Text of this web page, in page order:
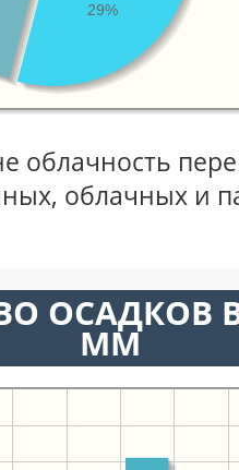
29%
облачность
облачных и
ОСАДКОВ
ММ